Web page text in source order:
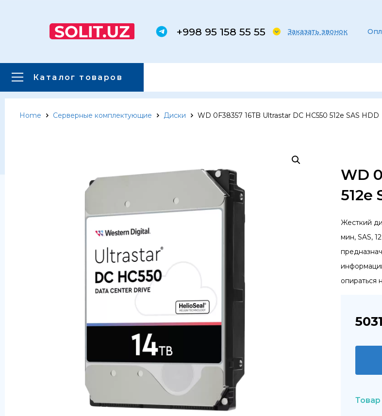
+998 95 158 55 55 Заказать звонок
Каталог товаров
Главная Каталог товаров
Системы хранения данных
Home Серверные комплектующие Диски WD 0F38357 16TB Ultrastar DC HC550 512e SAS HDD
WD
512e
Жесткий
мин, SAS,
опираться